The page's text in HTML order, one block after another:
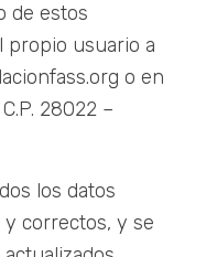
de estos
propio usuario a
o en
28022 –
los datos
correctos, y se